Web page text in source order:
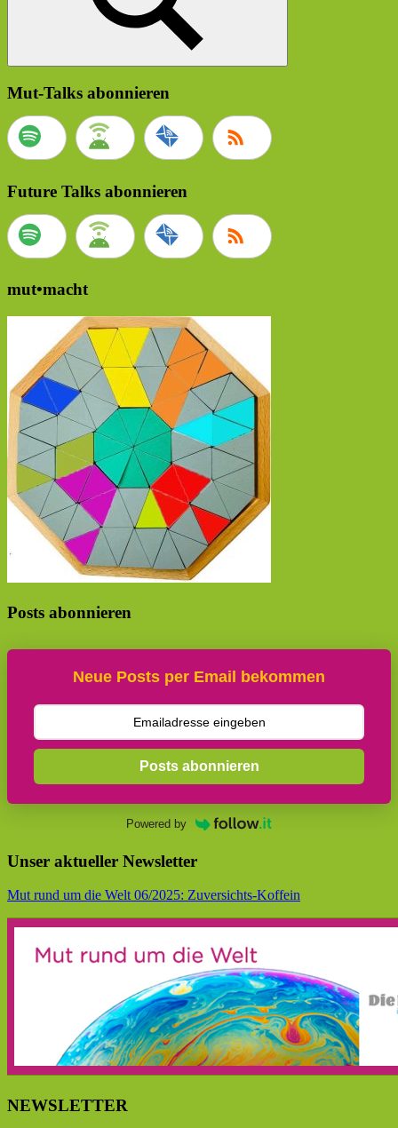
Suchen
Mut-Talks abonnieren
Future Talks abonnieren
mut•macht
Posts abonnieren
Neue Posts per Email bekommen
Posts abonnieren
Powered by
Unser aktueller Newsletter
Mut rund um die Welt 06/2025: Zuversichts-Koffein
NEWSLETTER